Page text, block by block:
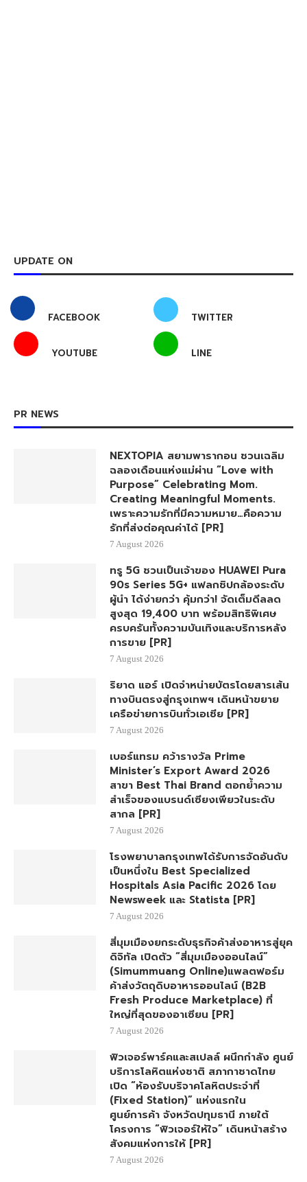
UPDATE ON
FACEBOOK TWITTER
YOUTUBE LINE
PR NEWS
NEXTOPIA สยามพารากอน ชวนเฉลิม
ฉลองเดือนแห่งแม่ผ่าน “Love with
Purpose” Celebrating Mom.
Creating Meaningful Moments.
เพราะความรักที่มีความหมาย…คือความ
รักที่ส่งต่อคุณค่าได้ [PR]
7 August 2026
ทรู 5G ชวนเป็นเจ้าของ HUAWEI Pura
90s Series 5G+ แฟลกชิปกล้องระดับ
ผู้นำ ได้ง่ายกว่า คุ้มกว่า! จัดเต็มดีลลด
สูงสุด 19,400 บาท พร้อมสิทธิพิเศษ
ครบครันทั้งความบันเทิงและบริการหลัง
การขาย [PR]
7 August 2026
ริยาด แอร์ เปิดจำหน่ายบัตรโดยสารเส้น
ทางบินตรงสู่กรุงเทพฯ เดินหน้าขยาย
เครือข่ายการบินทั่วเอเชีย [PR]
7 August 2026
เบอร์แทรม คว้ารางวัล Prime
Minister’s Export Award 2026
สาขา Best Thai Brand ตอกย้ำความ
สำเร็จของแบรนด์เซียงเพียวในระดับ
สากล [PR]
7 August 2026
โรงพยาบาลกรุงเทพได้รับการจัดอันดับ
เป็นหนึ่งใน Best Specialized
Hospitals Asia Pacific 2026 โดย
Newsweek และ Statista [PR]
7 August 2026
สี่มุมเมืองยกระดับธุรกิจค้าส่งอาหารสู่ยุค
ดิจิทัล เปิดตัว “สี่มุมเมืองออนไลน์”
(Simummuang Online)แพลตฟอร์ม
ค้าส่งวัตถุดิบอาหารออนไลน์ (B2B
Fresh Produce Marketplace) ที่
ใหญ่ที่สุดของอาเซียน [PR]
7 August 2026
ฟิวเจอร์พาร์คและสเปลล์ ผนึกกำลัง ศูนย์
บริการโลหิตแห่งชาติ สภากาชาดไทย
เปิด “ห้องรับบริจาคโลหิตประจำที่
(Fixed Station)” แห่งแรกใน
ศูนย์การค้า จังหวัดปทุมธานี ภายใต้
โครงการ “ฟิวเจอร์ให้ใจ” เดินหน้าสร้าง
สังคมแห่งการให้ [PR]
7 August 2026